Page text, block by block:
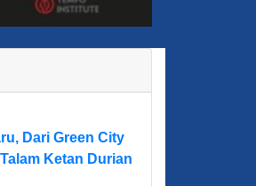
Dari Green City
Ketan Durian